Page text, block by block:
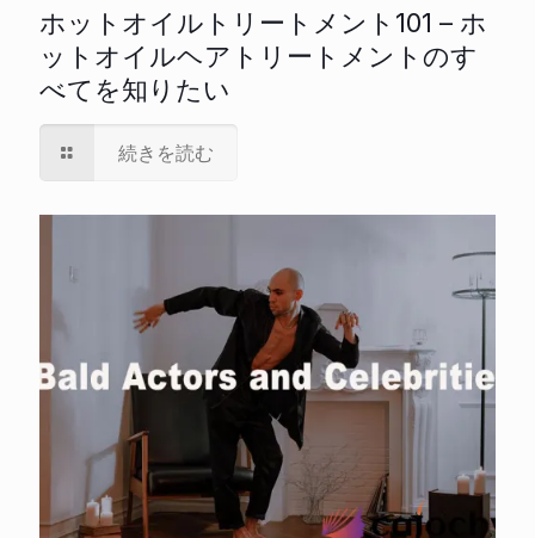
ホットオイルトリートメント101 – ホ
ットオイルヘアトリートメントのす
べてを知りたい
続きを読む